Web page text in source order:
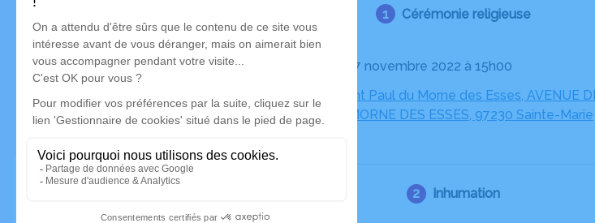
Cérémonie religieuse
Le jeudi 17 novembre 2022 à 15h00
Eglise Saint Paul du Morne des Esses, AVENUE
JEUNES MORNE DES ESSES, 97230 Sainte-Marie
Inhumation